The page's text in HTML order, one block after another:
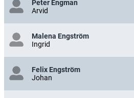
Peter Engman
Arvid
Malena Engström
Ingrid
Felix Engström
Johan